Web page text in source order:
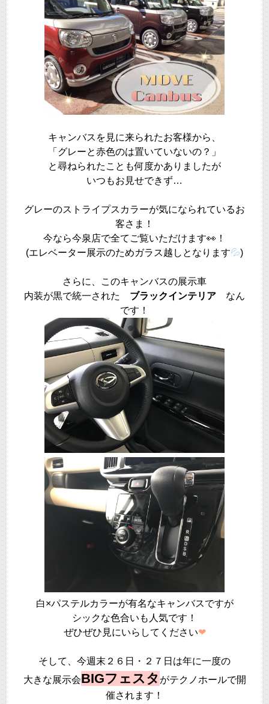
キャンバスを見に来られたお客様から、
「グレーと赤色のは置いていないの？」
と尋ねられたことも何度かありましたが
いつもお見せできず…
グレーのストライプスカラーが気になられているお
客さま！
今なら今泉店で全てご覧いただけます👀！
(エレベーター展示のためガラス越しとなります💦)
さらに、このキャンバスの展示車
内装が黒で統一された ブラックインテリア なん
です！
白×パステルカラーが有名なキャンバスですが
シックな色合いも人気です！
ぜひぜひ見にいらしてください❤
そして、今週末２６日・２７日は年に一度の
大きな展示会BIGフェスタ がテクノホールで開
催されます！